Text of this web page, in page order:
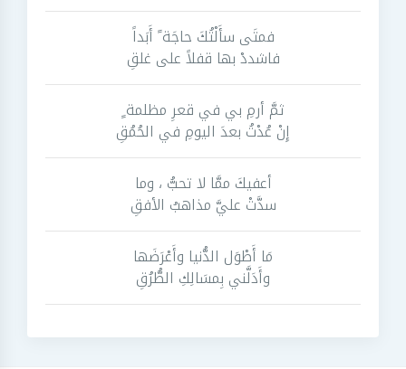
فمتَى سأَلْتُكَ حاجَة ً أَبَداً
فاشددْ بها قفلاً على غلقِ
ثمَّ أرمِ بي في قعرِ مظلمة ٍ
إِنْ عُدْتُ بعدَ اليومِ في الحُمُقِ
أعفيكَ ممَّا لا تحبُّ ، وما
سدَّتْ عليَّ مذاهبُ الأفقِ
مَا أَطْوَل الدُّنيا وأَعْرَضَها
وأَدَلَّني بِمسَالِكِ الطُّرُقِ